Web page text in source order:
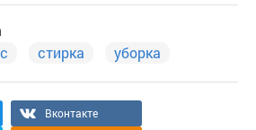
стирка уборка
Вконтакте